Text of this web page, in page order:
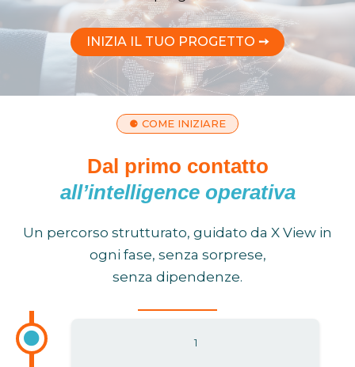
INIZIA IL TUO PROGETTO ➙
⚈ COME INIZIARE
Dal primo contatto
all’intelligence operativa
Un percorso strutturato, guidato da X View in
ogni fase, senza sorprese,
senza dipendenze.
1